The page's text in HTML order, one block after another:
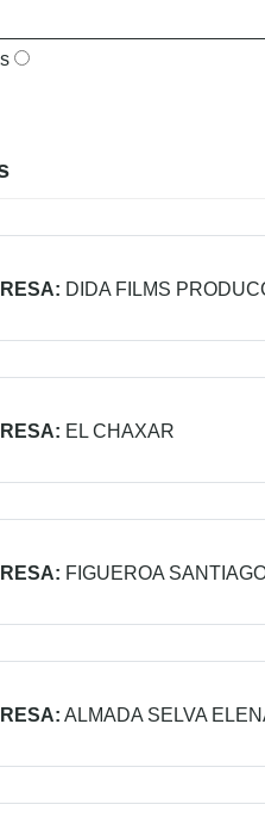
DIDA FILMS
EL CHAXAR
FIGUEROA
ALMADA SELVA